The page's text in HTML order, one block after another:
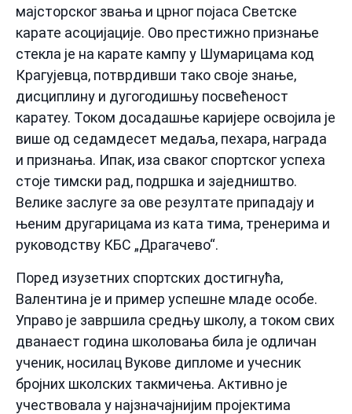
мајсторског звања и црног појаса Светске
карате асоцијације. Ово престижно признање
стекла је на карате кампу у Шумарицама код
Крагујевца, потврдивши тако своје знање,
дисциплину и дугогодишњу посвећеност
каратеу. Током досадашње каријере освојила је
више од седамдесет медаља, пехара, награда
и признања. Ипак, иза сваког спортског успеха
стоје тимски рад, подршка и заједништво.
Велике заслуге за ове резултате припадају и
њеним другарицама из ката тима, тренерима и
руководству КБС „Драгачево“.
Поред изузетних спортских достигнућа,
Валентина је и пример успешне младе особе.
Управо је завршила средњу школу, а током свих
дванаест година школовања била је одличан
ученик, носилац Вукове дипломе и учесник
бројних школских такмичења. Активно је
учествовала у најзначајнијим пројектима